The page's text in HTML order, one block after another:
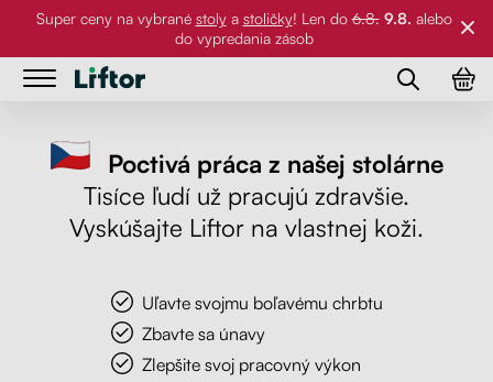
Super ceny na vybrané stolya stoličky! Len do6.8. 9.8. alebo
do vypredania zásob
Kancelárske stoly
Stolové podnože
Pracovné stoly
Klasické stoly
Stoličky
Stolové dosky
Príslušenstvo
Stoličky
Referencie
Stoličky
Stolové dosky
Príslušenstvo
Poctivá práca z našej stolárne
Tisíce ľudí už pracujú zdravšie.
Vyskúšajte Liftor na vlastnej koži.
Uľavte svojmu boľavému chrbtu
Zbavte sa únavy
Zlepšite svoj pracovný výkon